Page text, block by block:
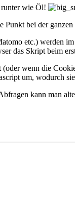
wie Öl!
Punkt bei der
etc.) werden
das Skript beim
wenn die
um, wodurch
kann man